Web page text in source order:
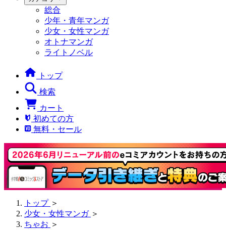
総合
少年・青年マンガ
少女・女性マンガ
オトナマンガ
ライトノベル
トップ
検索
カート
初めての方
無料・セール
トップ ＞
少女・女性マンガ ＞
ちゃお ＞